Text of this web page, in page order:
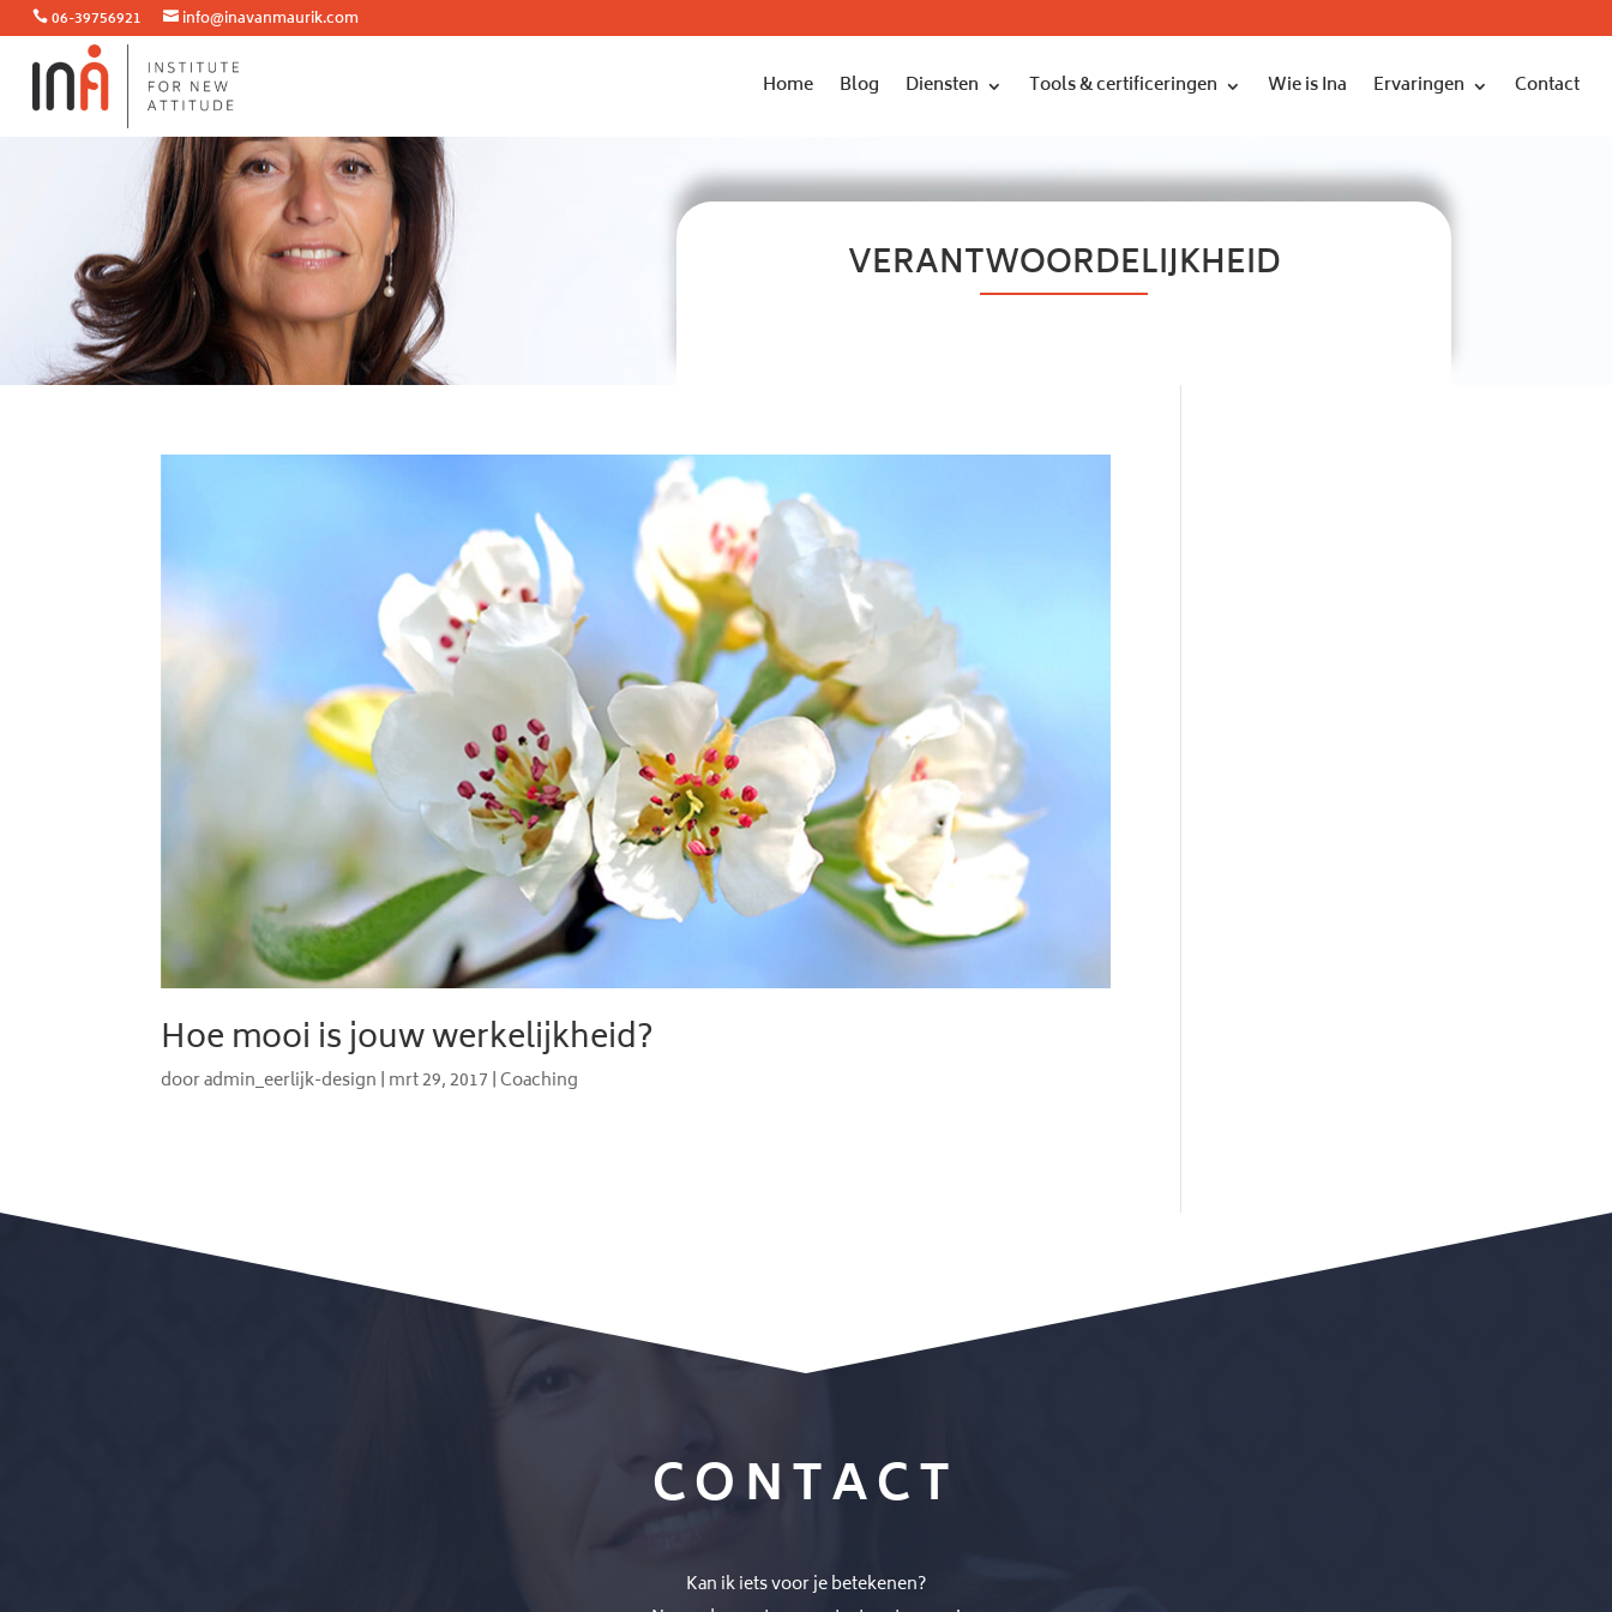
06-39756921  info@inavanmaurik.com
Home Blog Diensten Tools & certificeringen Wie is Ina Ervaringen Contact
VERANTWOORDELIJKHEID
Hoe mooi is jouw werkelijkheid?
dooradmin_eerlijk-design | mrt 29, 2017 |Coaching
CONTACT
Kan ik iets voor je betekenen?